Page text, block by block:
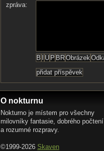
zpráva:
O nokturnu
Nokturno je místem pro všechny
milovníky fantasie, dobrého počtení
a rozumné rozpravy.
©1999-2026 Skaven